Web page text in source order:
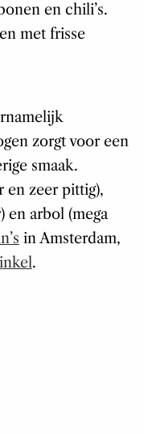
en chili’s.
met frisse
zorgt voor een
smaak.
en zeer pittig),
en arbol (mega
in Amsterdam,
.